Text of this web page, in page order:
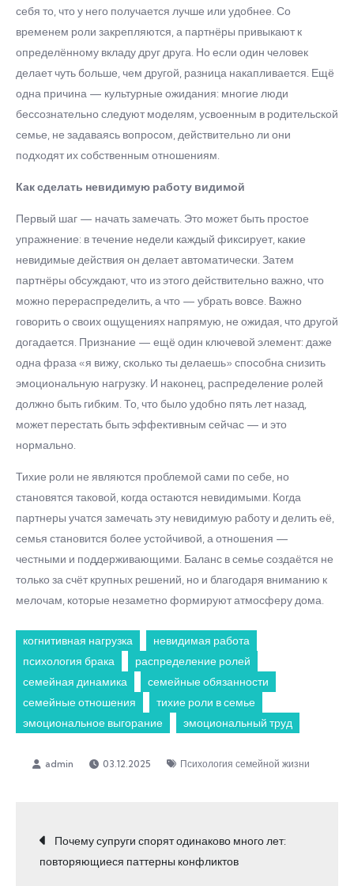
себя то, что у него получается лучше или удобнее. Со
временем роли закрепляются, а партнёры привыкают к
определённому вкладу друг друга. Но если один человек
делает чуть больше, чем другой, разница накапливается. Ещё
одна причина — культурные ожидания: многие люди
бессознательно следуют моделям, усвоенным в родительской
семье, не задаваясь вопросом, действительно ли они
подходят их собственным отношениям.
Как сделать невидимую работу видимой
Первый шаг — начать замечать. Это может быть простое
упражнение: в течение недели каждый фиксирует, какие
невидимые действия он делает автоматически. Затем
партнёры обсуждают, что из этого действительно важно, что
можно перераспределить, а что — убрать вовсе. Важно
говорить о своих ощущениях напрямую, не ожидая, что другой
догадается. Признание — ещё один ключевой элемент: даже
одна фраза «я вижу, сколько ты делаешь» способна снизить
эмоциональную нагрузку. И наконец, распределение ролей
должно быть гибким. То, что было удобно пять лет назад,
может перестать быть эффективным сейчас — и это
нормально.
Тихие роли не являются проблемой сами по себе, но
становятся таковой, когда остаются невидимыми. Когда
партнеры учатся замечать эту невидимую работу и делить её,
семья становится более устойчивой, а отношения —
честными и поддерживающими. Баланс в семье создаётся не
только за счёт крупных решений, но и благодаря вниманию к
мелочам, которые незаметно формируют атмосферу дома.
когнитивная нагрузка
невидимая работа
психология брака
распределение ролей
семейная динамика
семейные обязанности
семейные отношения
тихие роли в семье
эмоциональное выгорание
эмоциональный труд
03.12.2025 Психология семейной жизни
Навигация
Почему супруги спорят одинаково много лет:
повторяющиеся паттерны конфликтов